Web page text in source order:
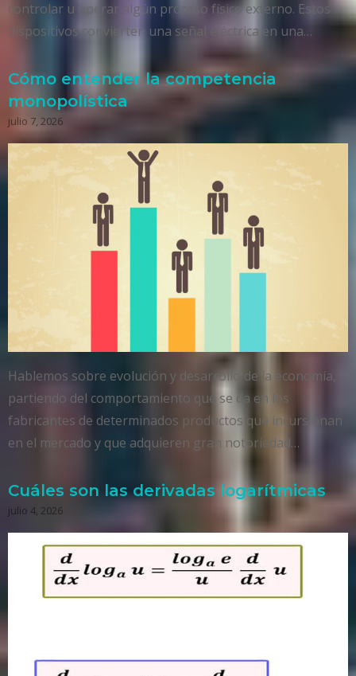
controlar u operar algún proceso físico externo. Estos
dispositivos convierten una señal eléctrica en una…
Cómo entender la competencia
monopolística
julio 7, 2026
Hablemos sobre evolución y desarrollo de la economía,
partiendo del comportamiento que se da en los
fabricantes de determinados productos que incursionan
en el mercado y que adquieren gran notoriedad…
Cuáles son las derivadas logarítmicas
julio 4, 2026